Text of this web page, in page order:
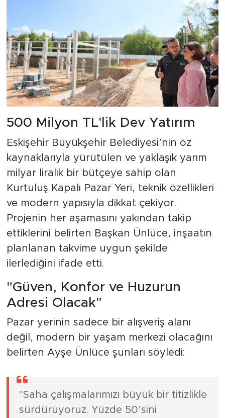
500 Milyon TL'lik Dev Yatırım
Eskişehir Büyükşehir Belediyesi’nin öz
kaynaklarıyla yürütülen ve yaklaşık yarım
milyar liralık bir bütçeye sahip olan
Kurtuluş Kapalı Pazar Yeri, teknik özellikleri
ve modern yapısıyla dikkat çekiyor.
Projenin her aşamasını yakından takip
ettiklerini belirten Başkan Ünlüce, inşaatın
planlanan takvime uygun şekilde
ilerlediğini ifade etti.
"Güven, Konfor ve Huzurun
Adresi Olacak"
Pazar yerinin sadece bir alışveriş alanı
değil, modern bir yaşam merkezi olacağını
belirten Ayşe Ünlüce şunları söyledi:
"Saha çalışmalarımızı büyük bir titizlikle
sürdürüyoruz. Yüzde 50’sini